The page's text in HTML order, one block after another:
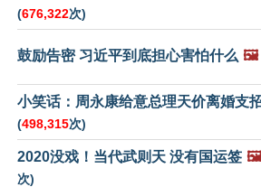
(676,322次)
鼓励告密 习近平到底担心害怕什么 🖼️
小笑话：周永康给意总理天价离婚支
(498,315次)
2020没戏！当代武则天 没有国运签
次)